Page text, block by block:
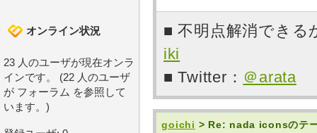
■ 不明点解消でき
iki
■ Twitter： ＠arata
goichi > Re: nada iconsのテー
オンライン状況
23 人のユーザが現在オンラ
インです。 (22 人のユーザ
が フォーラム を参照して
います。)